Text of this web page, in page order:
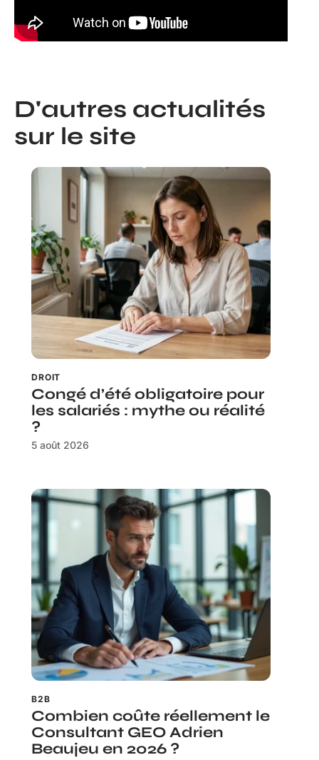
D'autres actualités
sur le site
DROIT
Congé d’été obligatoire pour
les salariés : mythe ou réalité
?
5 août 2026
B2B
Combien coûte réellement le
Consultant GEO Adrien
Beaujeu en 2026 ?